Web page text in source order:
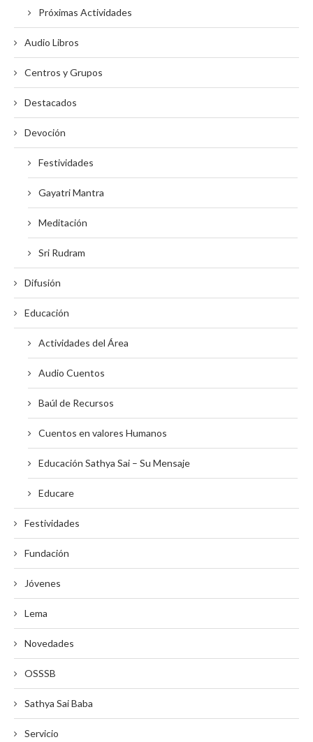
Próximas Actividades
Audio Libros
Centros y Grupos
Destacados
Devoción
Festividades
Gayatri Mantra
Meditación
Sri Rudram
Difusión
Educación
Actividades del Área
Audio Cuentos
Baúl de Recursos
Cuentos en valores Humanos
Educación Sathya Sai – Su Mensaje
Educare
Festividades
Fundación
Jóvenes
Lema
Novedades
OSSSB
Sathya Sai Baba
Servicio